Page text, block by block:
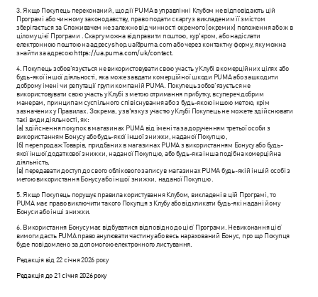
3. Якщо Покупець переконаний, що дії PUMA в управлінні Клубом не відповідають цій
Програмі або чинному законодавству, право подати скаргу з викладеним її змістом
зберігається за Споживачем не залежно від чинності окремого (окремих) положення або ж в
цілому цієї Програми . Скаргу можна відправити поштою, кур'єром, або надіслати
електронною поштою на адресуshop.ua@puma.comабо через контактну форму, яку можна
знайти за адресоюhttps://ua.puma.com/uk/contact.
4. Покупець зобов’язується не використовувати свою участь у Клубі в комерційних цілях або
будь-якої іншої діяльності, яка може завдати комерційної шкоди PUMA або зашкодити
доброму імені чи репутації групи компаній PUMA. Покупець зобов’язується не
використовувати свою участь у Клубі з метою отримання прибутку, всупереч добрим
манерам, принципам суспільного співіснування або з будь-якою іншою метою, крім
зазначених у Правилах. Зокрема, у зв'язку з участю у Клубі Покупець не можете здійснювати
такі види діяльності, як:
(a) здійснення покупок в магазинах PUMA від імені та за дорученням третьої особи з
використанням Бонусу або будь-якої іншої знижки, наданої Покупцю ,
(б) перепродаж Товарів, придбаних в магазинах PUMA з використанням Бонусу або будь-
якої іншої додаткової знижки, наданої Покупцю, або будь-яка інша подібна комерційна
діяльність,
(в) передавати доступ до свого облікового запису в магазинах PUMA будь-якій іншій особі з
метою використання Бонусу або іншої знижки, наданої Покупцю .
5. Якщо Покупець порушує правила користування Клубом, викладені в цій Програмі, то
PUMA має право виключити такого Покупця з Клубу або відкликати будь-які надані йому
Бонуси або інші знижки.
6. Використання Бонусу має відбуватися відповідно до цієї Програми. Невиконання цієї
вимоги дасть PUMA право анулювати частину або весь нарахований Бонус, про що Покупця
буде повідомлено за допомогою електронного листування.
Редакція від 22 січня 2026 року
Редакція до 21 січня 2026 року